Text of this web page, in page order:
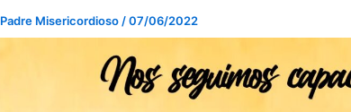
Padre Misericordioso /07/06/2022